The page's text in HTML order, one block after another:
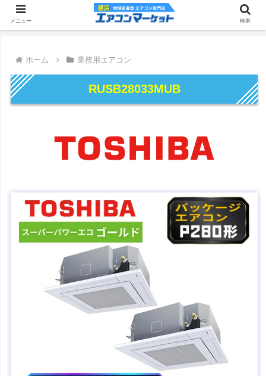
ホーム 業務用エアコン
RUSB28033MUB
メニュー 検索